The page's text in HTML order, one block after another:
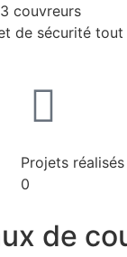
couvreurs
de sécurité
Projets réalisés
0
de